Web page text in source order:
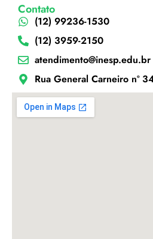
Contato
(12) 99236-1530
(12) 3959-2150
atendimento@inesp.edu.br
Rua General Carneiro nº